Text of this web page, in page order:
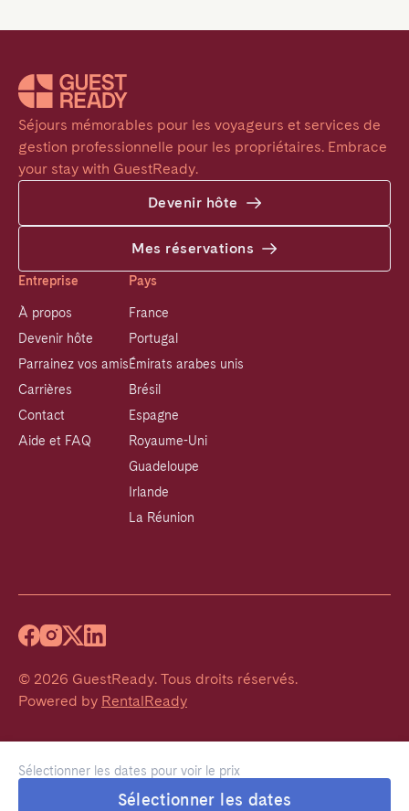
Sélectionner les dates pour voir le prix
Sélectionner les dates
Séjours mémorables pour les voyageurs et services de
gestion professionnelle pour les propriétaires. Embrace
your stay with GuestReady.
Devenir hôte
Mes réservations
Entreprise
À propos
Devenir hôte
Parrainez vos amis
Carrières
Contact
Aide et FAQ
Pays
France
Portugal
Émirats arabes unis
Brésil
Espagne
Royaume-Uni
Guadeloupe
Irlande
La Réunion
© 2026 GuestReady. Tous droits réservés.
Powered by RentalReady